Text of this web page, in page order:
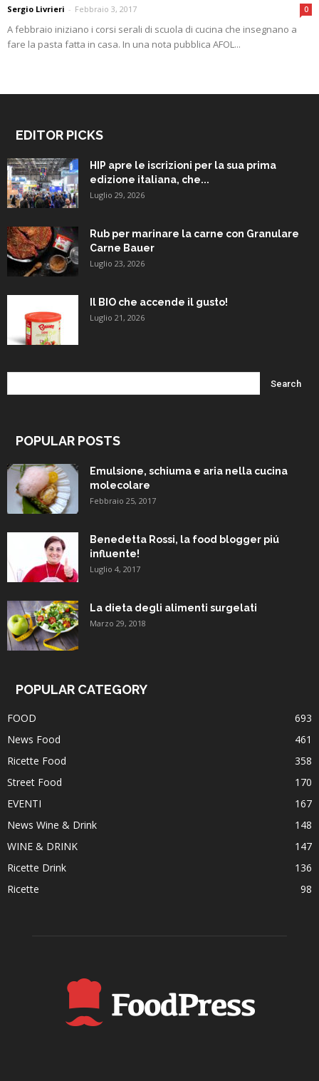
Sergio Livrieri - Febbraio 3, 2017 0
A febbraio iniziano i corsi serali di scuola di cucina che insegnano a
fare la pasta fatta in casa. In una nota pubblica AFOL...
EDITOR PICKS
HIP apre le iscrizioni per la sua prima
edizione italiana, che...
Luglio 29, 2026
Rub per marinare la carne con Granulare
Carne Bauer
Luglio 23, 2026
Il BIO che accende il gusto!
Luglio 21, 2026
POPULAR POSTS
Emulsione, schiuma e aria nella cucina
molecolare
Febbraio 25, 2017
Benedetta Rossi, la food blogger piú
influente!
Luglio 4, 2017
La dieta degli alimenti surgelati
Marzo 29, 2018
POPULAR CATEGORY
FOOD
693
News Food
461
Ricette Food
358
Street Food
170
EVENTI
167
News Wine & Drink
148
WINE & DRINK
147
Ricette Drink
136
Ricette
98